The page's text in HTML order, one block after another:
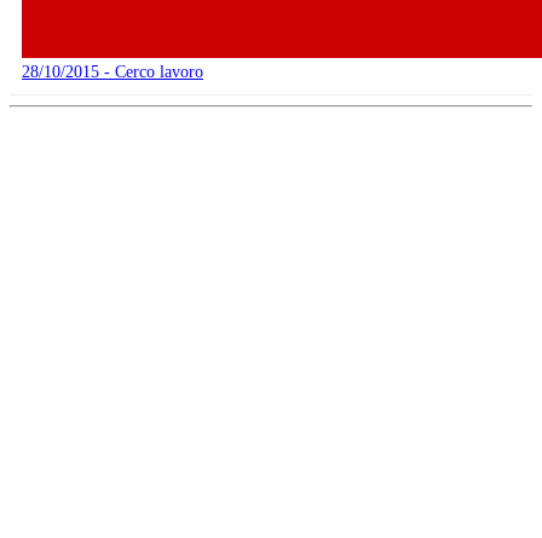
28/10/2015 - Cerco lavoro